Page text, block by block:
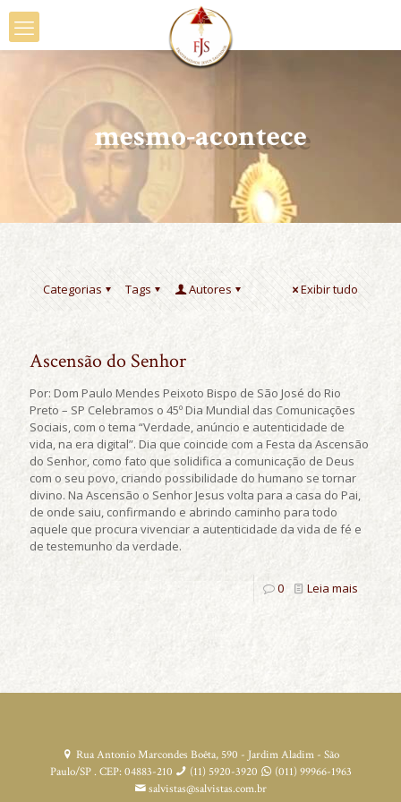
mesmo-acontece
Categorias Tags Autores Exibir tudo
Ascensão do Senhor
Por: Dom Paulo Mendes Peixoto Bispo de São José do Rio
Preto – SP Celebramos o 45º Dia Mundial das Comunicações
Sociais, com o tema “Verdade, anúncio e autenticidade de
vida, na era digital”. Dia que coincide com a Festa da Ascensão
do Senhor, como fato que solidifica a comunicação de Deus
com o seu povo, criando possibilidade do humano se tornar
divino. Na Ascensão o Senhor Jesus volta para a casa do Pai,
de onde saiu, confirmando e abrindo caminho para todo
aquele que procura vivenciar a autenticidade da vida de fé e
de testemunho da verdade.
0 Leia mais
Rua Antonio Marcondes Boêta, 590 - Jardim Aladim - São
Paulo/SP . CEP: 04883-210
(11) 5920-3920
(011) 99966-1963
salvistas@salvistas.com.br